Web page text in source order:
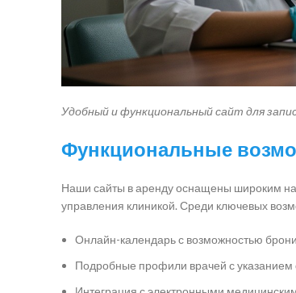
Удобный и функциональный сайт для
Функциональные
Наши сайты в аренду оснащены широким
управления клиникой. Среди ключевых
Онлайн-календарь с возможностью
Подробные профили врачей с указанием